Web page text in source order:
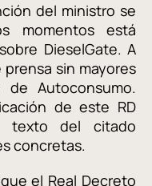
del ministro se
momentos está
DieselGate. A
prensa sin mayores
Autoconsumo.
de este RD
texto del citado
concretas.
el Real Decreto